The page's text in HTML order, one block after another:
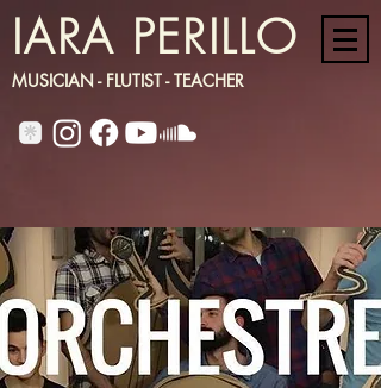
IARA PERILLO
MUSICIAN - FLUTIST - TEACHER